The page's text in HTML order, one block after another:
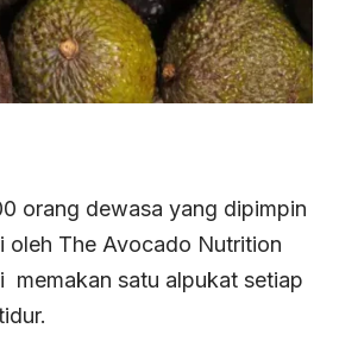
orang dewasa yang dipimpin
oleh The Avocado Nutrition
memakan satu alpukat setiap